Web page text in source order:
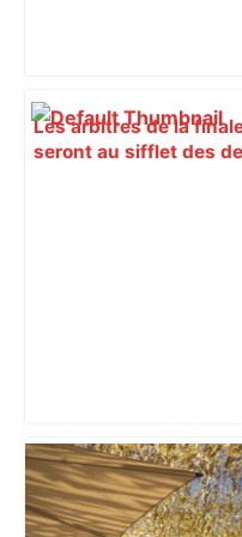
Les arbitres de la
seront au sifflet des
Cambriolage d'une
Toulouse : un
000 € après le vol de